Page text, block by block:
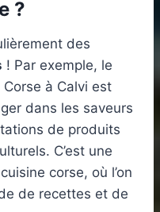
?
des
! Par exemple, le
à Calvi est
dans les saveurs
de produits
C’est une
corse, où l’on
de recettes et de